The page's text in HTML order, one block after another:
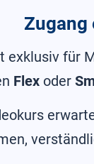
Zugang
exklusiv für
Flexoder